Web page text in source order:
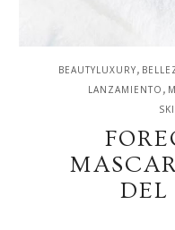
BEAUTYLUXURY,
LANZAMIENTO ,
DEL